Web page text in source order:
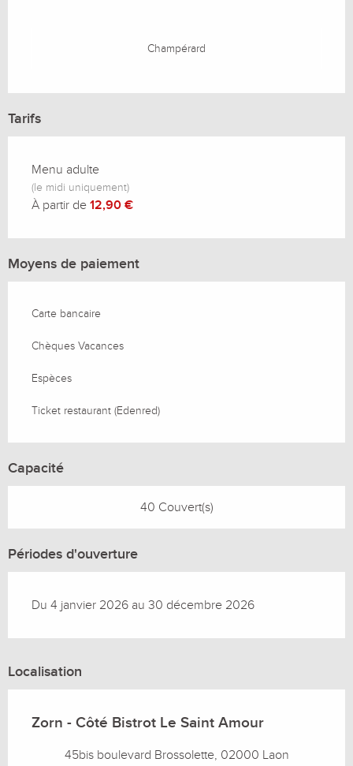
Champérard
Tarifs
Menu adulte
(le midi uniquement)
À partir de 12,90 €
Moyens de paiement
Carte bancaire
Chèques Vacances
Espèces
Ticket restaurant (Edenred)
Capacité
40 Couvert(s)
Périodes d'ouverture
Du 4 janvier 2026 au 30 décembre 2026
Localisation
Zorn - Côté Bistrot Le Saint Amour
45bis boulevard Brossolette, 02000 Laon